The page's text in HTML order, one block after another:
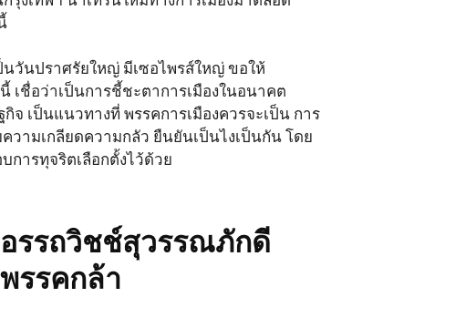
วันปราศรัยใหญ่ มีเซอไพรส์ใหญ่ ขอให้
เชื่อว่าเป็นการชี้ชะตาการเมืองในอนาคต
จ เป็นแนวทางที่ พรรคการเมืองควรจะเป็น การ
วามเกลียดความกลัว ยืนยันเป็นไงเป็นกัน โดย
การทุจริตเลือกตั้งไว้ด้วย
อรรถวิชช์สุวรรณภักดี
รรคกล้า